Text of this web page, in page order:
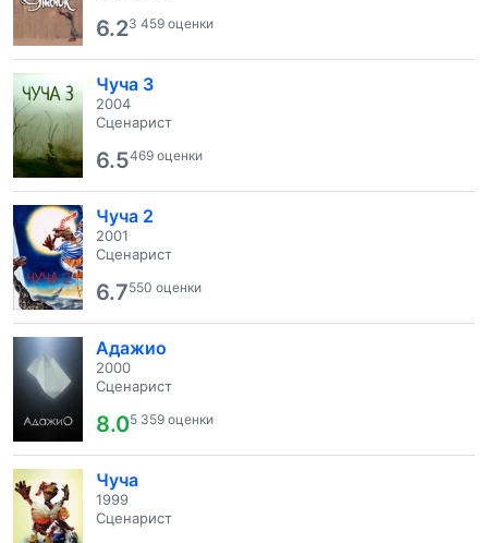
6.23 459 оценки
Чуча 3
2004
Сценарист
6.5469 оценки
Чуча 2
2001
Сценарист
6.7550 оценки
Адажио
2000
Сценарист
8.05 359 оценки
Чуча
1999
Сценарист